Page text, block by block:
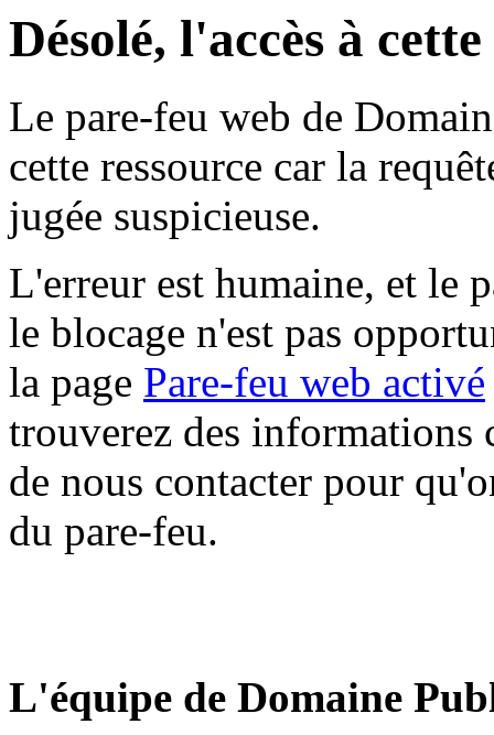
Désolé, l'accès à
Le pare-feu web de
cette ressource car la
jugée suspicieuse.
L'erreur est humaine, et le
le blocage n'est pas
la page Pare-feu web activé
trouverez des informations
de nous contacter pour
du pare-feu.
L'équipe de Domaine